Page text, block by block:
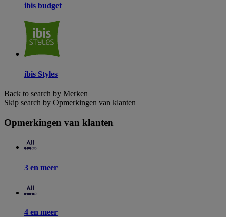
ibis budget
ibis Styles
Back to search by Merken
Skip search by Opmerkingen van klanten
Opmerkingen van klanten
3 en meer
4 en meer